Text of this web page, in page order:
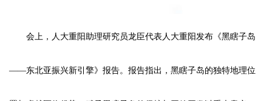
会上，人大重阳助理研究员龙臣代表人大重阳发布《黑瞎子岛
——东北亚振兴新引擎》报告。报告指出，黑瞎子岛的独特地理位